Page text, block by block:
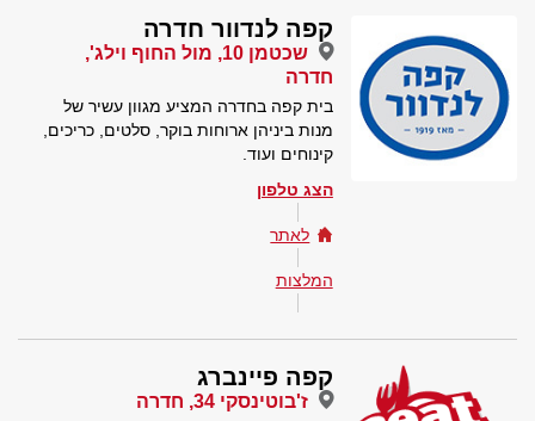
קפה לנדוור חדרה
שכטמן 10, מול החוף וילג',
חדרה
בית קפה בחדרה המציע מגוון עשיר של
מנות ביניהן ארוחות בוקר, סלטים, כריכים,
קינוחים ועוד.
הצג טלפון
לאתר
המלצות
קפה פיינברג
ז'בוטינסקי 34, חדרה